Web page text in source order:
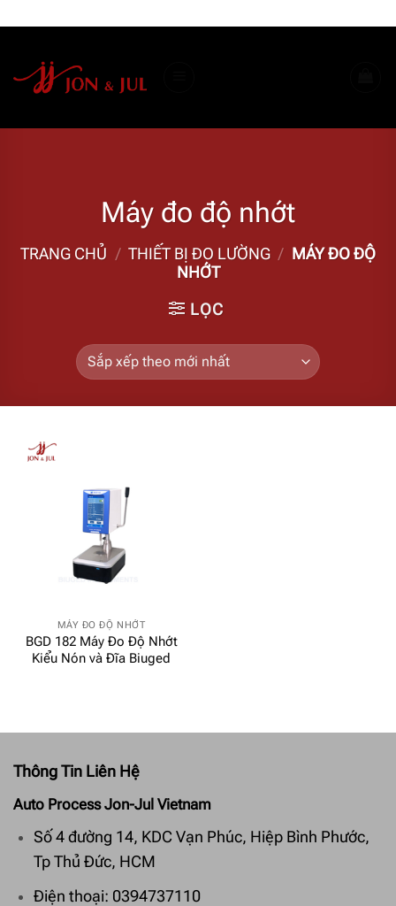
dung
Máy đo độ nhớt
TRANG CHỦ / THIẾT BỊ ĐO LƯỜNG / MÁY ĐO ĐỘ
NHỚT
LỌC
MÁY ĐO ĐỘ NHỚT
BGD 182 Máy Đo Độ Nhớt
Kiểu Nón và Đĩa Biuged
Thông Tin Liên Hệ
Auto Process Jon-Jul Vietnam
Số 4 đường 14, KDC Vạn Phúc, Hiệp Bình Phước,
Tp Thủ Đức, HCM
Điện thoại: 0394737110